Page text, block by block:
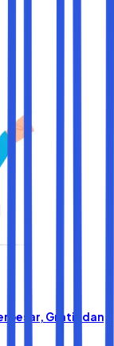
memiliki
jangka panjang.